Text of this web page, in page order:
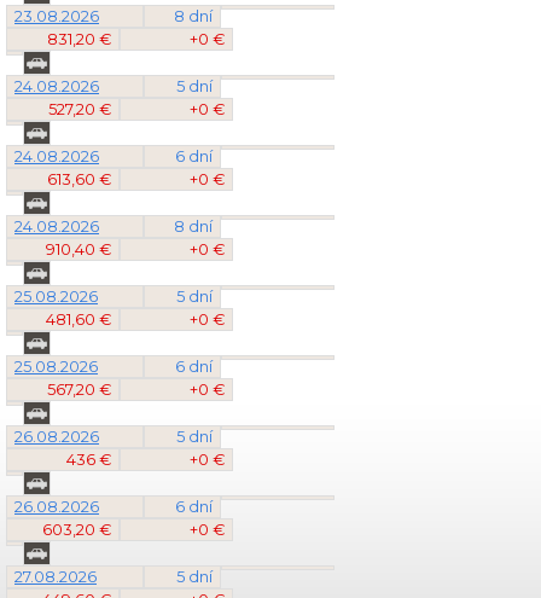
23.08.2026
8 dní
831,20 €
+0 €
24.08.2026
5 dní
527,20 €
+0 €
24.08.2026
6 dní
613,60 €
+0 €
24.08.2026
8 dní
910,40 €
+0 €
25.08.2026
5 dní
481,60 €
+0 €
25.08.2026
6 dní
567,20 €
+0 €
26.08.2026
5 dní
436 €
+0 €
26.08.2026
6 dní
603,20 €
+0 €
27.08.2026
5 dní